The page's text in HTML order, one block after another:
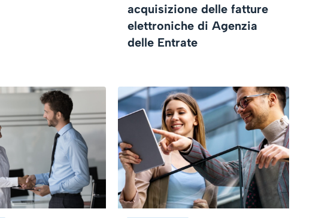
acquisizione delle fatture
elettroniche di Agenzia
delle Entrate